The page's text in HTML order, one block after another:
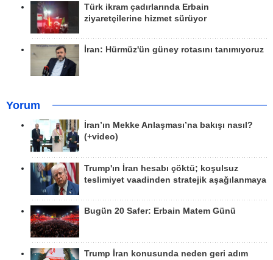
Türk ikram çadırlarında Erbain
ziyaretçilerine hizmet sürüyor
İran: Hürmüz'ün güney rotasını tanımıyoruz
Yorum
İran’ın Mekke Anlaşması’na bakışı nasıl?
(+video)
Trump'ın İran hesabı çöktü; koşulsuz
teslimiyet vaadinden stratejik aşağılanmaya
Bugün 20 Safer: Erbain Matem Günü
Trump İran konusunda neden geri adım